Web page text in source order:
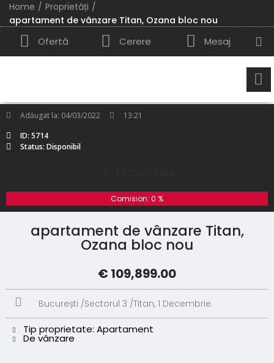
Home / Proprietăți /
apartament de vânzare Titan, Ozana bloc nou
Ofertă Cerere Mesaj
Adăugat la: 04/03/2022
13:21
ID: 5714
Status: Disponibil
Comision: 0 %
apartament de vânzare Titan,
Ozana bloc nou
€ 109,899.00
București /Sectorul 3 /Titan, 1 Decembrie.
Tip proprietate: Apartament
De vânzare